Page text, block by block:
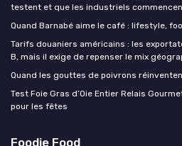
testent et que les industriels
Quand Barnabé aime le café : lifestyle,
Tarifs douaniers américains : les
B, mais il exige de repenser le mix
Quand les gouttes de poivrons
Test Foie Gras d’Oie Entier Relais
pour les fêtes
Foodie Food